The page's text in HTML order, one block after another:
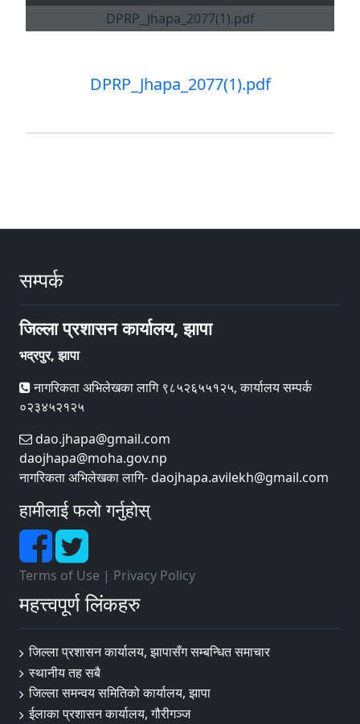
DPRP_Jhapa_2077(1).pdf
सम्पर्क
जिल्ला प्रशासन कार्यालय, झापा
भद्रपुर, झापा
नागरिकता अभिलेखका लागि ९८५२६५५१२५, कार्यालय सम्पर्क
०२३४५२१२५
dao.jhapa@gmail.com
daojhapa@moha.gov.np
नागरिकता अभिलेखका लागि- daojhapa.avilekh@gmail.com
हामीलाई फलो गर्नुहोस्
Terms of Use | Privacy Policy
महत्त्वपूर्ण लिंकहरु
जिल्ला प्रशासन कार्यालय, झापासँग सम्बन्धित समाचार
स्थानीय तह सबै
जिल्ला समन्वय समितिको कार्यालय, झापा
ईलाका प्रशासन कार्यालय, गौरीगञ्ज